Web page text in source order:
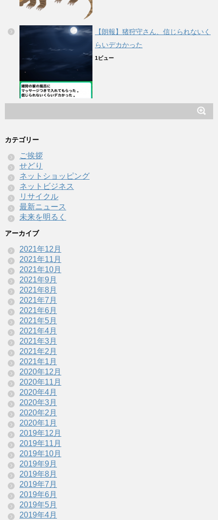
【朗報】猪狩守さん、信じられないく
らいデカかった
1ビュー
カテゴリー
ご挨拶
せどり
ネットショッピング
ネットビジネス
リサイクル
最新ニュース
未来を明るく
アーカイブ
2021年12月
2021年11月
2021年10月
2021年9月
2021年8月
2021年7月
2021年6月
2021年5月
2021年4月
2021年3月
2021年2月
2021年1月
2020年12月
2020年11月
2020年4月
2020年3月
2020年2月
2020年1月
2019年12月
2019年11月
2019年10月
2019年9月
2019年8月
2019年7月
2019年6月
2019年5月
2019年4月